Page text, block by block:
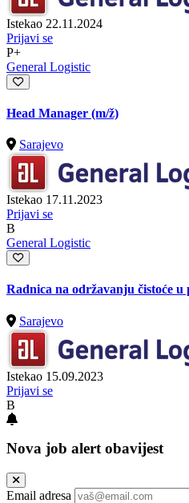
Istekao 22.11.2024
Prijavi se
P+
General Logistic
Head Manager (m/ž)
Sarajevo
Istekao 17.11.2023
Prijavi se
B
General Logistic
Radnica na održavanju čistoće u
Sarajevo
Istekao 15.09.2023
Prijavi se
B
Nova job alert obavijest
Email adresa